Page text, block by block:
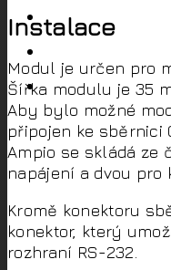
Kontakt
Můj účet
Instalace
Modul je určen pro
Šířka modulu je 35
Aby bylo možné
připojen ke sběrnici
Ampio se skládá ze
napájení a dvou pro
Kromě konektoru
konektor, který
rozhraní RS-232.